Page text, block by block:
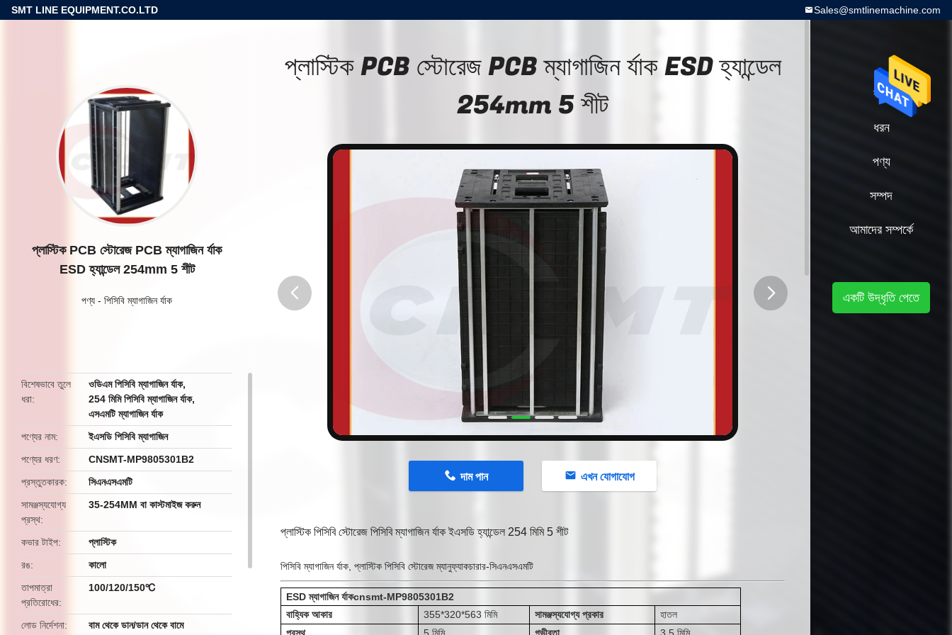
SMT LINE EQUIPMENT.CO.LTD Sales@smtlinemachine.com
প্লাস্টিক PCB স্টোরেজ PCB ম্যাগাজিন র্যাক
ESD হ্যান্ডেল 254mm 5 শীট
পণ্য - পিসিবি ম্যাগাজিন র্যাক
বিশেষভাবে তুলে
ধরা
ওডিএম পিসিবি ম্যাগাজিন র্যাক,
254 মিমি পিসিবি ম্যাগাজিন র্যাক,
এসএমটি ম্যাগাজিন র্যাক
পণ্যের নাম
ইএসডি পিসিবি ম্যাগাজিন
পণ্যের ধরণ
CNSMT-MP9805301B2
প্রস্তুতকারক
সিএনএসএমটি
সামঞ্জস্যযোগ্য
প্রস্থ
35-254MM বা কাস্টমাইজ করুন
কভার টাইপ
প্লাস্টিক
রঙ
কালো
তাপমাত্রা
প্রতিরোধের
100/120/150℃
লোড নির্দেশনা বাম থেকে ডান/ডান থেকে বামে
প্লাস্টিক PCB স্টোরেজ PCB ম্যাগাজিন র্যাক ESD হ্যান্ডেল
254mm 5 শীট
দাম পান এখন যোগাযোগ
প্লাস্টিক পিসিবি স্টোরেজ পিসিবি ম্যাগাজিন র্যাক ইএসডি হ্যান্ডেল 254 মিমি 5 শীট
পিসিবি ম্যাগাজিন র্যাক, প্লাস্টিক পিসিবি স্টোরেজ ম্যানুফ্যাকচারার-সিএনএসএমটি
ESD ম্যাগাজিন র্যাকcnsmt-MP9805301B2
বাহ্যিক আকার
355*320*563 মিমি সামঞ্জস্যযোগ্য প্রকার
হাতল
বাড়ি
ধরন
পণ্য
সম্পদ
আমাদের সম্পর্কে
একটি উদ্ধৃতি পেতে